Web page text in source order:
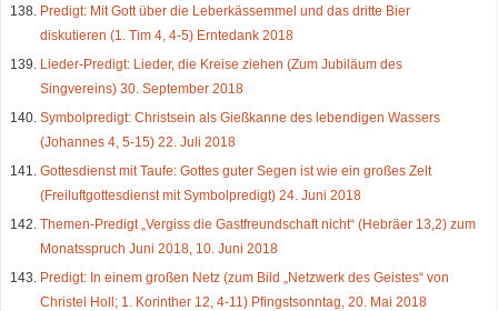
Predigt: Mit Gott über die Leberkässemmel und das dritte Bier
diskutieren (1. Tim 4, 4-5) Erntedank 2018
Lieder-Predigt: Lieder, die Kreise ziehen (Zum Jubiläum des
Singvereins) 30. September 2018
Symbolpredigt: Christsein als Gießkanne des lebendigen Wassers
(Johannes 4, 5-15) 22. Juli 2018
Gottesdienst mit Taufe: Gottes guter Segen ist wie ein großes Zelt
(Freiluftgottesdienst mit Symbolpredigt) 24. Juni 2018
Themen-Predigt „Vergiss die Gastfreundschaft nicht“ (Hebräer 13,2) zum
Monatsspruch Juni 2018, 10. Juni 2018
Predigt: In einem großen Netz (zum Bild „Netzwerk des Geistes“ von
Christel Holl; 1. Korinther 12, 4-11) Pfingstsonntag, 20. Mai 2018